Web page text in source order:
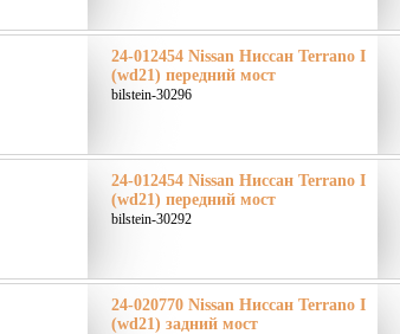
24-012454 Nissan Ниссан Terrano I
(wd21) передний мост
bilstein-30296
24-012454 Nissan Ниссан Terrano I
(wd21) передний мост
bilstein-30292
24-020770 Nissan Ниссан Terrano I
(wd21) задний мост